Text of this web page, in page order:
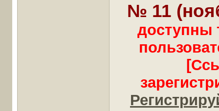
№ 11
доступны